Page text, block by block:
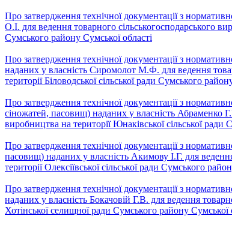
Про затвердження технічної документації з
О.І. для ведення товарного сільськогосподарського
Сумського району Сумської області
Про затвердження технічної документації з
наданих у власність Сиромолот М.Ф. для ведення
території Біловодської сільської ради Сумського
Про затвердження технічної документації з
сіножатей, пасовищ) наданих у власність Абраменко
виробництва на території Юнаківської сільської ради
Про затвердження технічної документації з
пасовищ) наданих у власність Акимову І.Г. для
території Олексіївської сільської ради Сумського
Про затвердження технічної документації з
наданих у власність Бокачовій Г.В. для ведення
Хотінської селищної ради Сумського району Сумської